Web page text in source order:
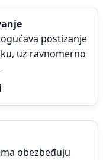
postizanje
uz ravnomerno
obezbeđuju